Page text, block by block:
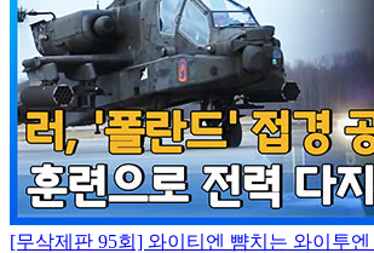
[무삭제판 95회] 와이티엔 뺨치는 와이투엔